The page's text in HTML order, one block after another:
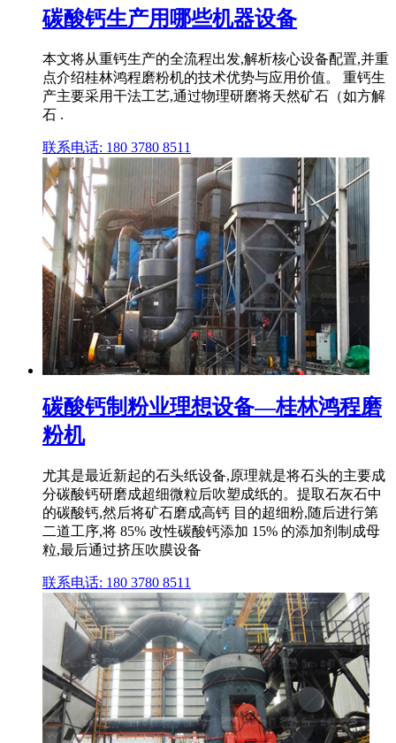
碳酸钙生产用哪些机器设备
本文将从重钙生产的全流程出发,解析核心设备配置,并重
点介绍桂林鸿程磨粉机的技术优势与应用价值。 重钙生
产主要采用干法工艺,通过物理研磨将天然矿石（如方解
石 .
联系电话: 180 3780 8511
碳酸钙制粉业理想设备—桂林鸿程磨
粉机
尤其是最近新起的石头纸设备,原理就是将石头的主要成
分碳酸钙研磨成超细微粒后吹塑成纸的。提取石灰石中
的碳酸钙,然后将矿石磨成高钙 目的超细粉,随后进行第
二道工序,将 85% 改性碳酸钙添加 15% 的添加剂制成母
粒,最后通过挤压吹膜设备
联系电话: 180 3780 8511